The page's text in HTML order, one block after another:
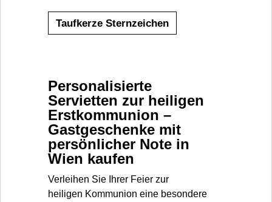
Taufkerze Sternzeichen
Personalisierte
Servietten zur heiligen
Erstkommunion –
Gastgeschenke mit
persönlicher Note in
Wien kaufen
Verleihen Sie Ihrer Feier zur
heiligen Kommunion eine besondere